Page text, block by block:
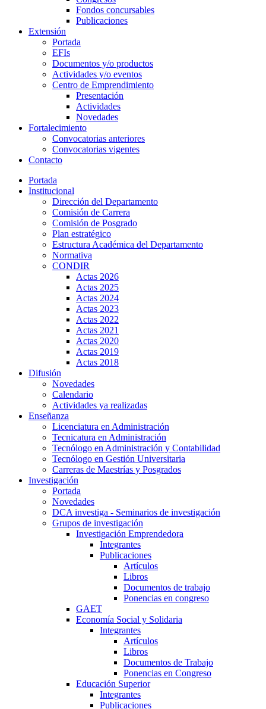
Fondos concursables
Publicaciones
Extensión
Portada
EFIs
Documentos y/o productos
Actividades y/o eventos
Centro de Emprendimiento
Presentación
Actividades
Novedades
Fortalecimiento
Convocatorias anteriores
Convocatorias vigentes
Contacto
Portada
Institucional
Dirección del Departamento
Comisión de Carrera
Comisión de Posgrado
Plan estratégico
Estructura Académica del Departamento
Normativa
CONDIR
Actas 2026
Actas 2025
Actas 2024
Actas 2023
Actas 2022
Actas 2021
Actas 2020
Actas 2019
Actas 2018
Difusión
Novedades
Calendario
Actividades ya realizadas
Enseñanza
Licenciatura en Administración
Tecnicatura en Administración
Tecnólogo en Administración y Contabilidad
Tecnólogo en Gestión Universitaria
Carreras de Maestrías y Posgrados
Investigación
Portada
Novedades
DCA investiga - Seminarios de investigación
Grupos de investigación
Investigación Emprendedora
Integrantes
Publicaciones
Artículos
Libros
Documentos de trabajo
Ponencias en congreso
GAET
Economía Social y Solidaria
Integrantes
Artículos
Libros
Documentos de Trabajo
Ponencias en Congreso
Educación Superior
Integrantes
Publicaciones